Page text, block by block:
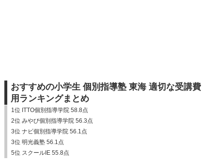
おすすめの小学生 個別指導塾 東海 適切な受講費
用ランキングまとめ
1位 ITTO個別指導学院 58.8点
2位 みやび個別指導学院 56.3点
3位 ナビ個別指導学院 56.1点
3位 明光義塾 56.1点
5位 スクールIE 55.8点